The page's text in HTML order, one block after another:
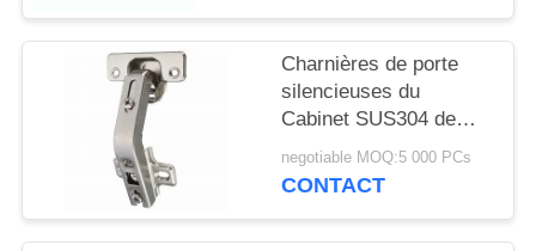
Charnières de porte
silencieuses du
Cabinet SUS304 de
l'épaisseur 3.0mm BSN
negotiable MOQ:5 000 PCs
CONTACT